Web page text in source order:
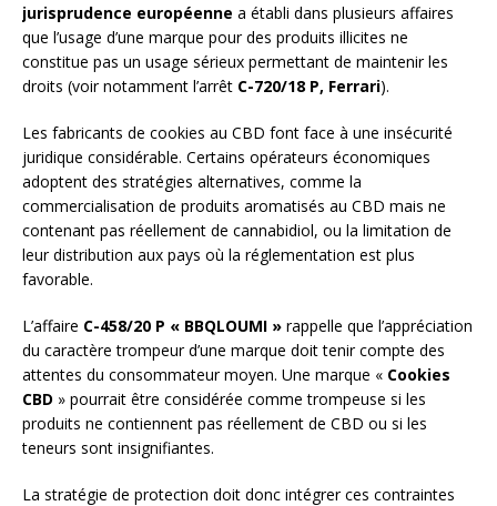
jurisprudence européenne a établi dans plusieurs affaires
que l’usage d’une marque pour des produits illicites ne
constitue pas un usage sérieux permettant de maintenir les
droits (voir notamment l’arrêt C-720/18 P, Ferrari).
Les fabricants de cookies au CBD font face à une insécurité
juridique considérable. Certains opérateurs économiques
adoptent des stratégies alternatives, comme la
commercialisation de produits aromatisés au CBD mais ne
contenant pas réellement de cannabidiol, ou la limitation de
leur distribution aux pays où la réglementation est plus
favorable.
L’affaire C-458/20 P « BBQLOUMI » rappelle que l’appréciation
du caractère trompeur d’une marque doit tenir compte des
attentes du consommateur moyen. Une marque « Cookies
CBD » pourrait être considérée comme trompeuse si les
produits ne contiennent pas réellement de CBD ou si les
teneurs sont insignifiantes.
La stratégie de protection doit donc intégrer ces contraintes